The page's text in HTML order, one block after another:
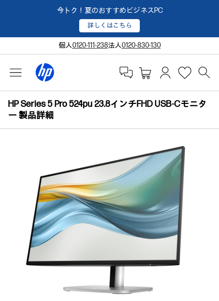
今トク！夏のおすすめビジネスPC
詳しくはこちら
個人0120-111-238法人0120-830-130
HP Series 5 Pro 524pu 23.8インチFHD USB-Cモニタ
ー 製品詳細